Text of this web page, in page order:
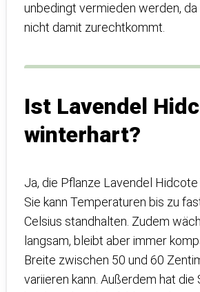
unbedingt vermieden werden, da
nicht damit zurechtkommt.
Ist Lavendel
winterhart?
Ja, die Pflanze Lavendel
Sie kann Temperaturen bis zu
Celsius standhalten. Zudem
langsam, bleibt aber immer
Breite zwischen 50 und 60
variieren kann. Außerdem hat